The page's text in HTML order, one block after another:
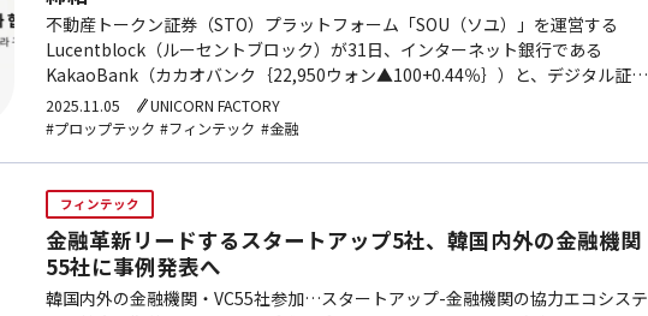
不動産トークン証券（STO）プラットフォーム「SOU（ソユ）」を運営する
Lucentblock（ルーセントブロック）が31日、インターネット銀行である
KakaoBank（カカオバンク｛22,950ウォン▲100+0.44％｝）と、デジタル証券
市場へのアクセス性拡大と安全なインフラ構築に向けた業務…
2025.11.05
UNICORN FACTORY
#プロップテック #フィンテック #金融
フィンテック
金融革新リードするスタートアップ5社、韓国内外の金融機関
55社に事例発表へ
韓国内外の金融機関・VC55社参加…スタートアップ-金融機関の協力エコシステ